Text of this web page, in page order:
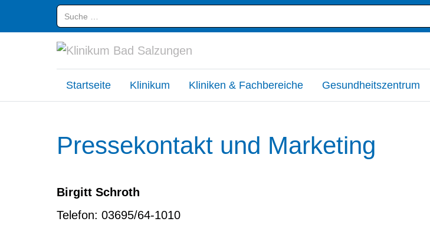
Suchen
Startseite Klinikum Kliniken & Fachbereiche Gesundheitszentrum
Pressekontakt und Marketing
Birgitt Schroth
Telefon: 03695/64-1010